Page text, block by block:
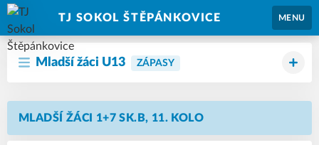
TJ SOKOL ŠTĚPÁNKOVICE MENU
Mladší žáci U13 ZÁPASY
MLADŠÍ ŽÁCI 1+7 SK.B, 11. KOLO